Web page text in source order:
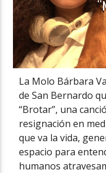
La Molo Bárbara
de San Bernardo
“Brotar”, una
resignación en
que va la vida,
espacio para
humanos